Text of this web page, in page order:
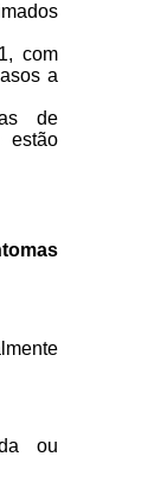
com
a
de
estão
ou